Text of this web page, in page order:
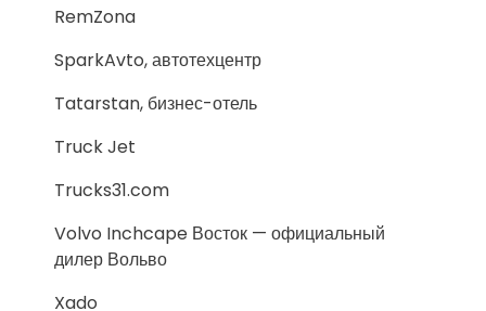
RemZona
SparkAvto, автотехцентр
Tatarstan, бизнес-отель
Truck Jet
Trucks31.com
Volvo Inchcape Восток — официальный
дилер Вольво
Xado